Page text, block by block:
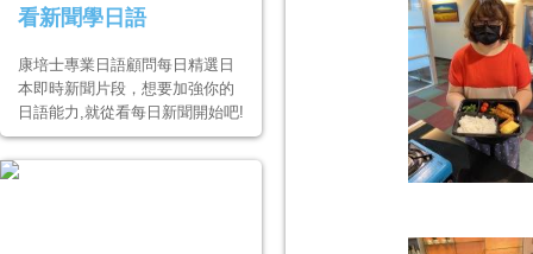
看新聞學日語
康培士專業日語顧問每日精選日
本即時新聞片段，想要加強你的
日語能力,就從看每日新聞開始吧!